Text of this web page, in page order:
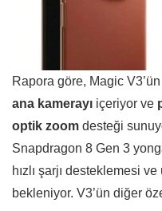
Rapora göre, Magic
ana kamerayı içeriyor ve
optik zoom desteği
Snapdragon 8 Gen 3
hızlı şarjı desteklemesi
bekleniyor. V3’ün diğer